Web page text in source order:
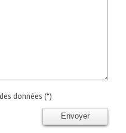
données (*)
Envoyer